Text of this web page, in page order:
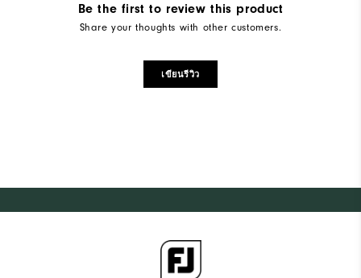
Be the first to review this product
Share your thoughts with other customers.
เขียนรีวิว